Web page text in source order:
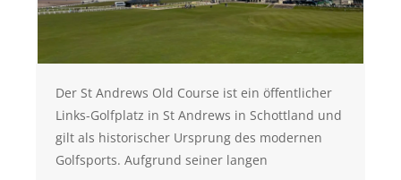
Der St Andrews Old Course ist ein öffentlicher
Links-Golfplatz in St Andrews in Schottland und
gilt als historischer Ursprung des modernen
Golfsports. Aufgrund seiner langen